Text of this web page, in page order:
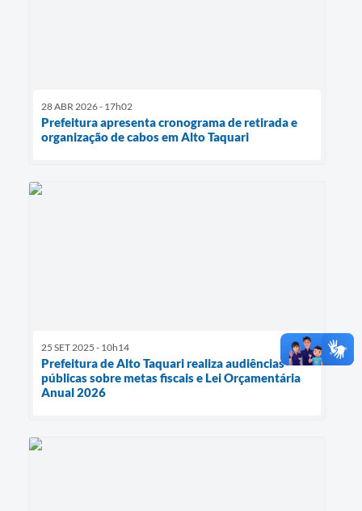
28 ABR 2026 - 17h02
Prefeitura apresenta cronograma de retirada e
organização de cabos em Alto Taquari
25 SET 2025 - 10h14
Prefeitura de Alto Taquari realiza audiências
públicas sobre metas fiscais e Lei Orçamentária
Anual 2026